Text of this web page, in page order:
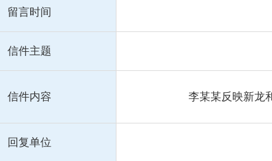
留言时间
信件主题
信件内容 李某某反映新龙
回复单位